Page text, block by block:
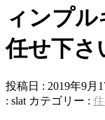
ィンプ
任せ下さ
投稿日 : 2019年9月
: slat カテゴリー :